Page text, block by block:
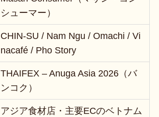
シューマー）
CHIN-SU / Nam Ngu / Omachi / Vi
nacafé / Pho Story
THAIFEX – Anuga Asia 2026（バ
ンコク）
アジア食材店・主要ECのベトナム